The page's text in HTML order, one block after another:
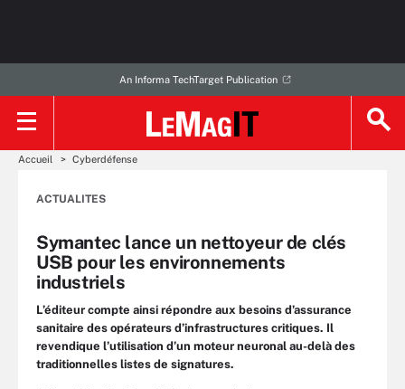
An Informa TechTarget Publication
Accueil Cyberdéfense
ACTUALITES
Symantec lance un nettoyeur de clés
USB pour les environnements
industriels
L’éditeur compte ainsi répondre aux besoins d’assurance
sanitaire des opérateurs d’infrastructures critiques. Il
revendique l’utilisation d’un moteur neuronal au-delà des
traditionnelles listes de signatures.